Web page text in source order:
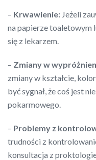
– Krwawienie: Jeżeli
na papierze toaletowym
się z lekarzem.
– Zmiany w
zmiany w kształcie,
być sygnał, że coś jest
pokarmowego.
– Problemy z
trudności z
konsultacja z